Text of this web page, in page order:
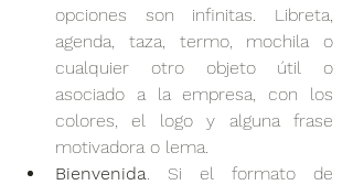
opciones son infinitas. Libreta,
agenda, taza, termo, mochila o
cualquier otro objeto útil o
asociado a la empresa, con los
colores, el logo y alguna frase
motivadora o lema.
Bienvenida . Si el formato de